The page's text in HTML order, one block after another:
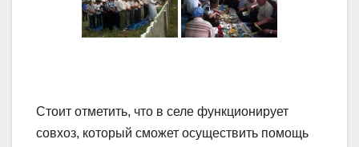
Стоит отметить, что в селе функционирует
совхоз, который сможет осуществить помощь